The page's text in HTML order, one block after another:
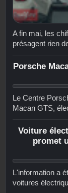
A fin mai, les
présagent rien
Porsche
Le Centre
Macan GTS,
Voiture
promet
L'information a
voitures